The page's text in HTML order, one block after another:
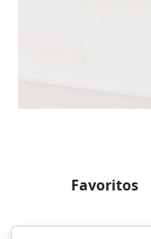
Favoritos